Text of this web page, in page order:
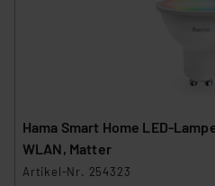
Hama Smart Home LED-Lampe, GU10, RGBW, dimmbar,
WLAN, Matter
Artikel-Nr. 254323